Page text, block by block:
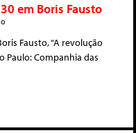
em Boris Fausto
Fausto, “A revolução
Paulo: Companhia das